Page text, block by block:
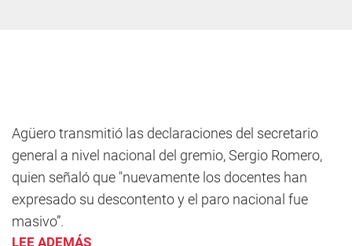
Agüero transmitió las declaraciones del secretario
general a nivel nacional del gremio, Sergio Romero,
quien señaló que "nuevamente los docentes han
expresado su descontento y el paro nacional fue
masivo”.
LEE ADEMÁS